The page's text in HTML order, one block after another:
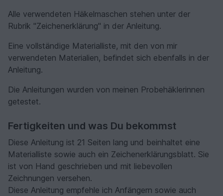
Alle verwendeten Häkelmaschen stehen unter der
Rubrik "Zeichenerklärung" in der Anleitung.
Eine vollständige Materialliste, mit den von mir
verwendeten Materialien, befindet sich ebenfalls in der
Anleitung.
Die Anleitungen wurden von meinen Probehäklerinnen
getestet.
Fertigkeiten und was Du bekommst
Diese Anleitung ist 21 Seiten lang und beinhaltet eine
Materialliste sowie auch ein Zeichenerklärungsblatt. Sie
ist von Hand geschrieben und mit liebevollen
Zeichnungen versehen.
Diese Anleitung empfehle ich Anfängern sowie auch